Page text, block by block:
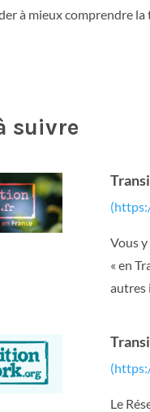
à mieux comprendre
suivre
Vous
« en
autres
Le